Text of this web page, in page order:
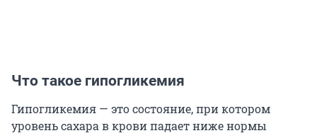
Что такое гипогликемия
Гипогликемия — это состояние, при котором
уровень сахара в крови падает ниже нормы